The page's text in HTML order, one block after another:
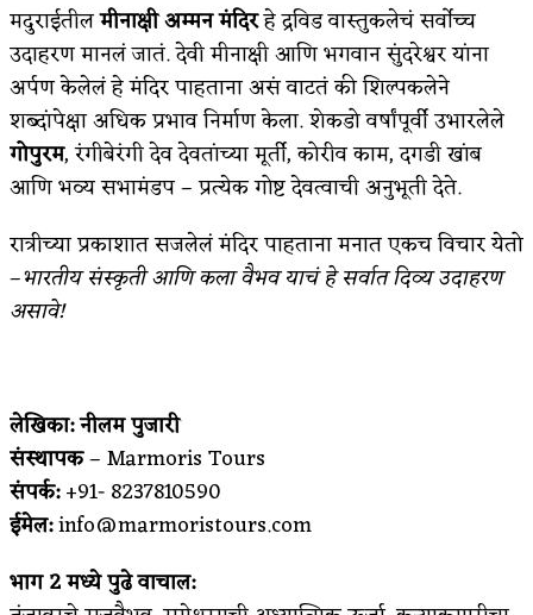
मदुराईतीलमीनाक्षी अम्मन मंदिरहे द्रविड वास्तुकलेचं सर्वोच्च
उदाहरण मानलं जातं. देवी मीनाक्षी आणि भगवान सुंदरेश्वर यांना
अर्पण केलेलं हे मंदिर पाहताना असं वाटतं की शिल्पकलेने
शब्दांपेक्षा अधिक प्रभाव निर्माण केला. शेकडो वर्षांपूर्वी उभारलेले
गोपुरम, रंगीबेरंगी देव देवतांच्या मूर्ती, कोरीव काम, दगडी खांब
आणि भव्य सभामंडप – प्रत्येक गोष्ट देवत्वाची अनुभूती देते.
रात्रीच्या प्रकाशात सजलेलं मंदिर पाहताना मनात एकच विचार येतो
–भारतीय संस्कृती आणि कला वैभव याचं हे सर्वात दिव्य उदाहरण
असावे!
लेखिका: नीलम पुजारी
संस्थापक– Marmoris Tours
संपर्क:+91- 8237810590
ईमेल:info@marmoristours.com
भाग2मध्ये पुढे वाचाल: